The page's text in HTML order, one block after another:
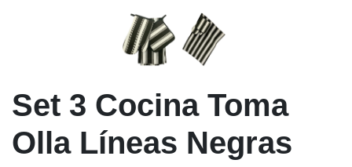
Set 3 Cocina Toma
Olla Líneas Negras